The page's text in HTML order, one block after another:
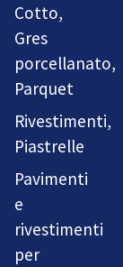
Cotto,
Gres
porcellanato,
Parquet
Rivestimenti,
Piastrelle
Pavimenti
e
rivestimenti
per